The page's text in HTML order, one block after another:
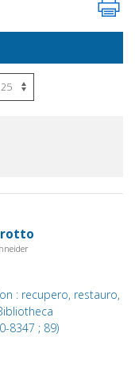
: recupero, restauro,
8347 ; 89)